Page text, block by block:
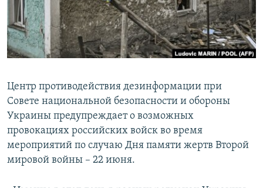
ПОБЕДИТЕЛЕЙ НЕ СУДЯТ?
КРЫМ.НЕПОКОРЕННЫЙ
ELIFBE
ПРИСОЕДИНЯЙТЕСЬ!
Все сайты RFE/RL
Центр противодействия дезинформации при
Совете национальной безопасности и обороны
Украины предупреждает о возможных
провокациях российских войск во время
мероприятий по случаю Дня памяти жертв Второй
мировой войны – 22 июня.